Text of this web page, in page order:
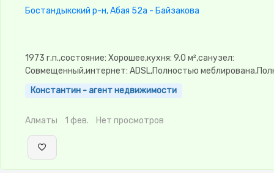
Бостандыкский р-н, Абая 52а - Байзакова
1973 г.п.,состояние: Хорошее,кухня: 9.0 м²,санузел:
Совмещенный,интернет: ADSL,Полностью
меблирована,паркинг: Рядом охраняемая стоянка,Решетки
окнах,Домофон,Кодовый замок,Пластиковые окна,Новая
машина-автомат,Кабельное ТВ,Телевизор,Вся бытовая
техника,Бесплатный Wi-Fi
Константин - агент недвижимости
Алматы 1 фев. Нет просмотров